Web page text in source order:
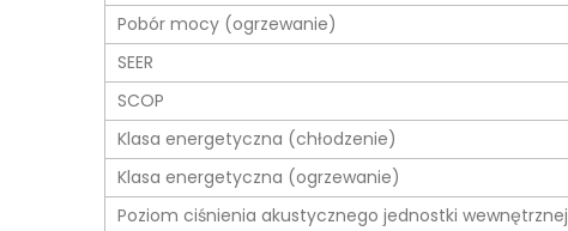
Pobór mocy (ogrzewanie)
SEER
SCOP
Klasa energetyczna (chłodzenie)
Klasa energetyczna (ogrzewanie)
Poziom ciśnienia akustycznego jednostki wewnętrznej